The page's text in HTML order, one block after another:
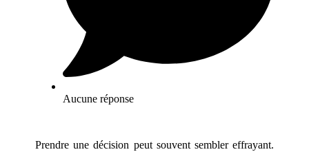
Aucune réponse
Prendre une décision peut souvent sembler effrayant.